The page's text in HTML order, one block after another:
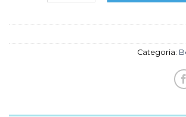
Categoria: